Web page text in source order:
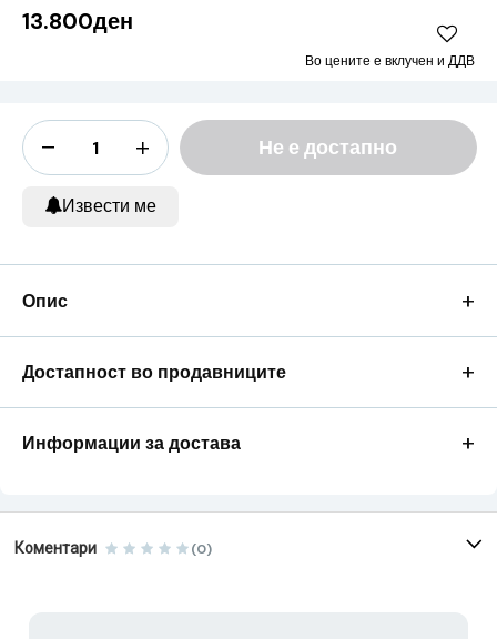
13.800ден
Во цените е вклучен и ДДВ
Не е достапно
Извести ме
Опис +
Достапност во продавниците +
Информации за достава +
Коментари (0)